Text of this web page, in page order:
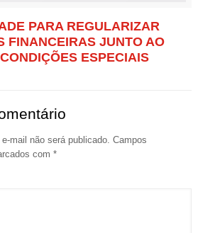
PARA REGULARIZAR
FINANCEIRAS JUNTO AO
ESPECIAIS
mail não será publicado. Campos
com *